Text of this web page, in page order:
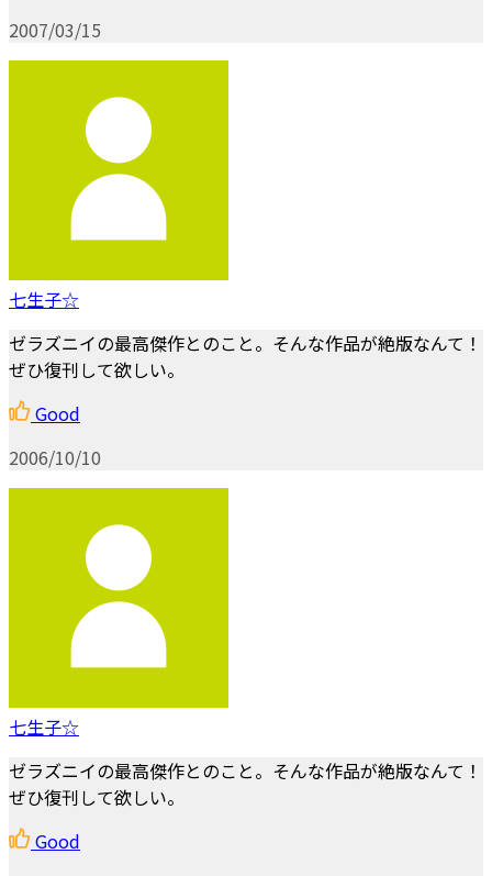
2007/03/15
七生子☆
ゼラズニイの最高傑作とのこと。そんな作品が絶版なんて！
ぜひ復刊して欲しい。
Good
2006/10/10
七生子☆
ゼラズニイの最高傑作とのこと。そんな作品が絶版なんて！
ぜひ復刊して欲しい。
Good